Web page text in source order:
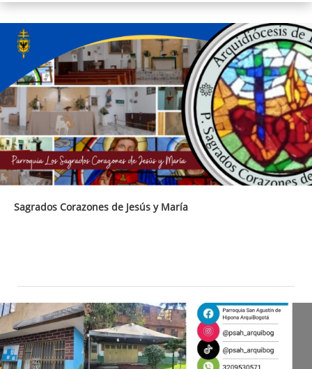
Sagrados Corazones de Jesús y María